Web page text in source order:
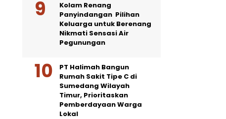
Kolam Renang
Panyindangan Pilihan
Keluarga untuk Berenang
Nikmati Sensasi Air
Pegunungan
PT Halimah Bangun
Rumah Sakit Tipe C di
Sumedang Wilayah
Timur, Prioritaskan
Pemberdayaan Warga
Lokal